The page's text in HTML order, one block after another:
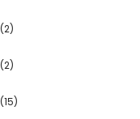
(2)
(2)
(15)